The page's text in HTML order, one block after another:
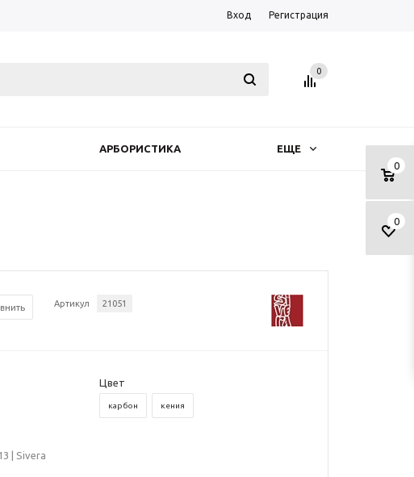
Вход Регистрация
0
0
0
АРБОРИСТИКА ЕЩЕ
Артикул 21051
Цвет
карбон кения
| Sivera